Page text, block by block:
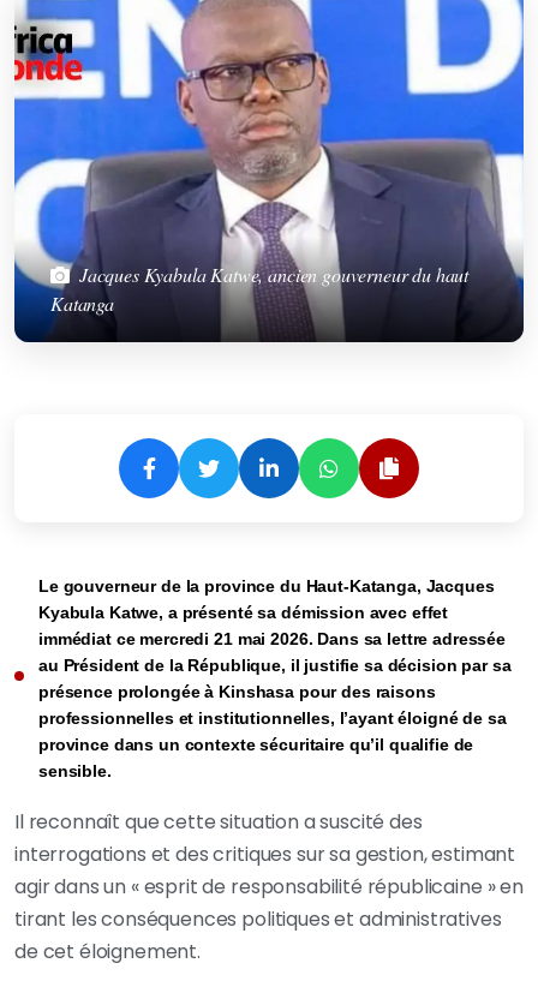
Jacques Kyabula Katwe, ancien gouverneur du haut
Katanga
Le gouverneur de la province du Haut-Katanga, Jacques
Kyabula Katwe, a présenté sa démission avec effet
immédiat ce mercredi 21 mai 2026. Dans sa lettre adressée
au Président de la République, il justifie sa décision par sa
présence prolongée à Kinshasa pour des raisons
professionnelles et institutionnelles, l’ayant éloigné de sa
province dans un contexte sécuritaire qu’il qualifie de
sensible.
Il reconnaît que cette situation a suscité des
interrogations et des critiques sur sa gestion, estimant
agir dans un « esprit de responsabilité républicaine » en
tirant les conséquences politiques et administratives
de cet éloignement.